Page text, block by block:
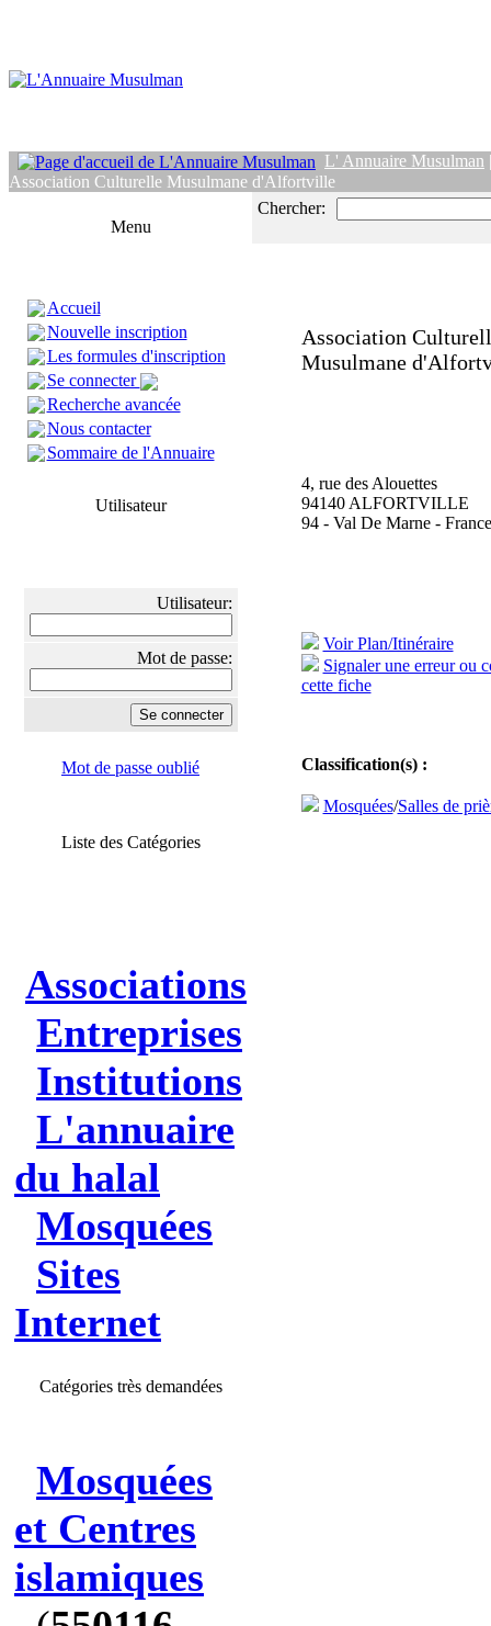
L' Annuaire Musulman
Association Culturelle Musulmane d'Alfortville
Menu
Accueil
Nouvelle inscription
Les formules d'inscription
Se connecter
Recherche avancée
Nous contacter
Sommaire de l'Annuaire
Utilisateur
Utilisateur:
Mot de passe:
Mot de passe oublié
Liste des Catégories
Associations
Entreprises
Institutions
L'annuaire
du halal
Mosquées
Sites
Internet
Catégories très demandées
Mosquées
et Centres
islamiques
Chercher:
Association
Musulmane
4, rue des Alouettes
94140 ALFORTVILLE
94 - Val De Marne - France
Voir Plan/Itinéraire
Signaler une erreur ou
cette fiche
Classification(s) :
Mosquées/Salles de